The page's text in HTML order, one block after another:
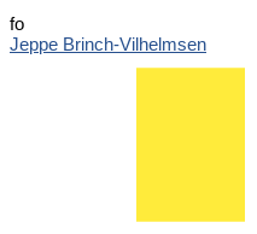
fo
Jeppe Brinch-Vilhelmsen